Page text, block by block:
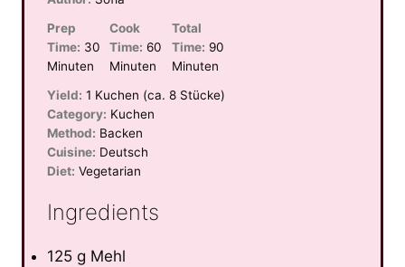
Prep
Time: 30
Minuten
Cook
Time: 60
Minuten
Total
Time: 90
Minuten
Yield: 1 Kuchen (ca. 8 Stücke)
Category: Kuchen
Method: Backen
Cuisine: Deutsch
Diet: Vegetarian
Ingredients
125 g Mehl